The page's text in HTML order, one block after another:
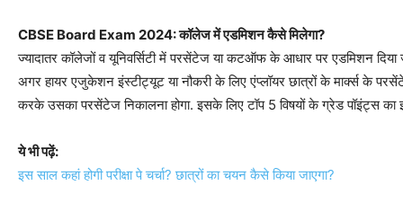
CBSE Board Exam 2024: कॉलेज में एडमिशन कैसे मिलेगा?
ज्यादातर कॉलेजों व यूनिवर्सिटी में परसेंटेज या कटऑफ के आधार पर एडमिशन दिया
अगर हायर एजुकेशन इंस्टीट्यूट या नौकरी के लिए एंप्लॉयर छात्रों के मार्क्स के
करके उसका परसेंटेज निकालना होगा. इसके लिए टॉप 5 विषयों के ग्रेड पॉइंट्स का
ये भी पढ़ें:
इस साल कहां होगी परीक्षा पे चर्चा? छात्रों का चयन कैसे किया जाएगा?